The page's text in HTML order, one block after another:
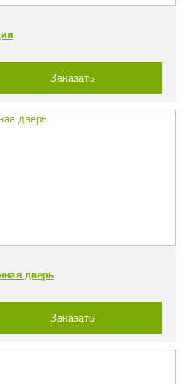
Заказать
дверь
Заказать